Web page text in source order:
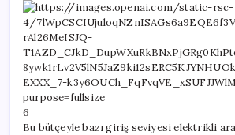
6
Bu bütçeyle bazı giriş seviyesi elektrikli